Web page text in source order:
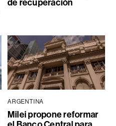
de recuperación
ARGENTINA
Milei propone reformar